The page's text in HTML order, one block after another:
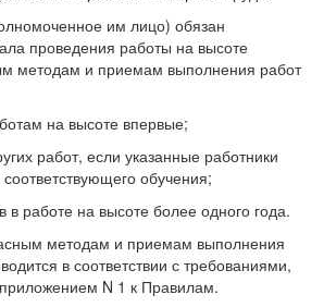
им лицо) обязан
проведения работы на высоте
методам и приемам выполнения работ
на высоте впервые;
работ, если указанные работники
обучения;
работе на высоте более одного года.
методам и приемам выполнения
в соответствии с требованиями,
N 1 к Правилам.